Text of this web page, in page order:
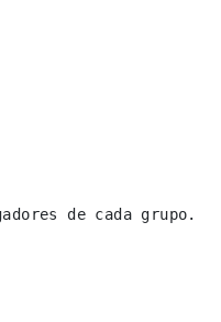
de cada grupo.